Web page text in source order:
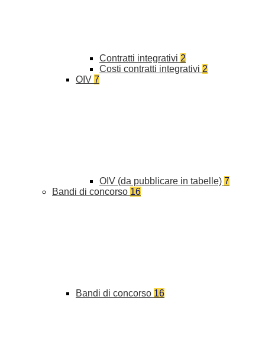
Contratti integrativi 2
Costi contratti integrativi 2
OIV 7
OIV (da pubblicare in tabelle) 7
Bandi di concorso 16
Bandi di concorso 16